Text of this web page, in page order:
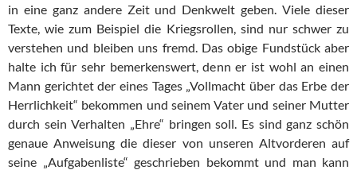
in eine ganz andere Zeit und Denkwelt geben. Viele dieser
Texte, wie zum Beispiel die Kriegsrollen, sind nur schwer zu
verstehen und bleiben uns fremd. Das obige Fundstück aber
halte ich für sehr bemerkenswert, denn er ist wohl an einen
Mann gerichtet der eines Tages „Vollmacht über das Erbe der
Herrlichkeit“ bekommen und seinem Vater und seiner Mutter
durch sein Verhalten „Ehre“ bringen soll. Es sind ganz schön
genaue Anweisung die dieser von unseren Altvorderen auf
seine „Aufgabenliste“ geschrieben bekommt und man kann